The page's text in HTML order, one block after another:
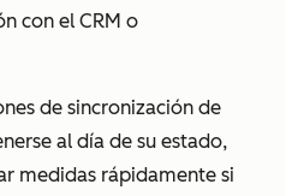
con el CRM o
de sincronización de
al día de su estado,
medidas rápidamente si